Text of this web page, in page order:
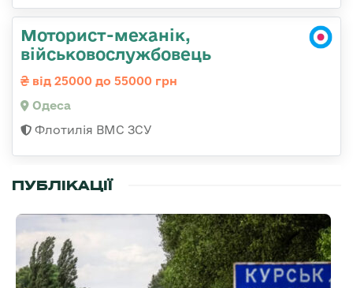
Моторист-механік,
військовослужбовець
від 25000 до 55000 грн
Одеса
Флотилія ВМС ЗСУ
ПУБЛІКАЦІЇ